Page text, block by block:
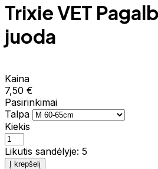
Trixie VET
juoda
Kaina
7,50 €
Pasirinkimai
Talpa
Kiekis
Likutis sandėlyje: 5
Į krepšelį